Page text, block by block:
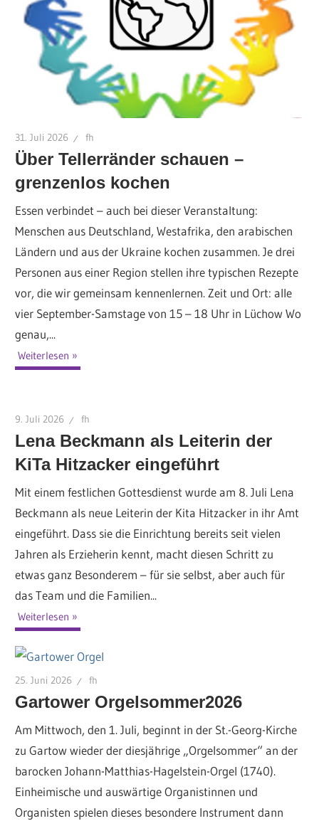
31. Juli 2026 fh
Über Tellerränder schauen –
grenzenlos kochen
Essen verbindet – auch bei dieser Veranstaltung:
Menschen aus Deutschland, Westafrika, den arabischen
Ländern und aus der Ukraine kochen zusammen. Je drei
Personen aus einer Region stellen ihre typischen Rezepte
vor, die wir gemeinsam kennenlernen. Zeit und Ort: alle
vier September-Samstage von 15 – 18 Uhr in Lüchow Wo
genau,...
Weiterlesen
9. Juli 2026 fh
Lena Beckmann als Leiterin der
KiTa Hitzacker eingeführt
Mit einem festlichen Gottesdienst wurde am 8. Juli Lena
Beckmann als neue Leiterin der Kita Hitzacker in ihr Amt
eingeführt. Dass sie die Einrichtung bereits seit vielen
Jahren als Erzieherin kennt, macht diesen Schritt zu
etwas ganz Besonderem – für sie selbst, aber auch für
das Team und die Familien...
Weiterlesen
25. Juni 2026 fh
Gartower Orgelsommer2026
Am Mittwoch, den 1. Juli, beginnt in der St.-Georg-Kirche
zu Gartow wieder der diesjährige „Orgelsommer“ an der
barocken Johann-Matthias-Hagelstein-Orgel (1740).
Einheimische und auswärtige Organistinnen und
Organisten spielen dieses besondere Instrument dann